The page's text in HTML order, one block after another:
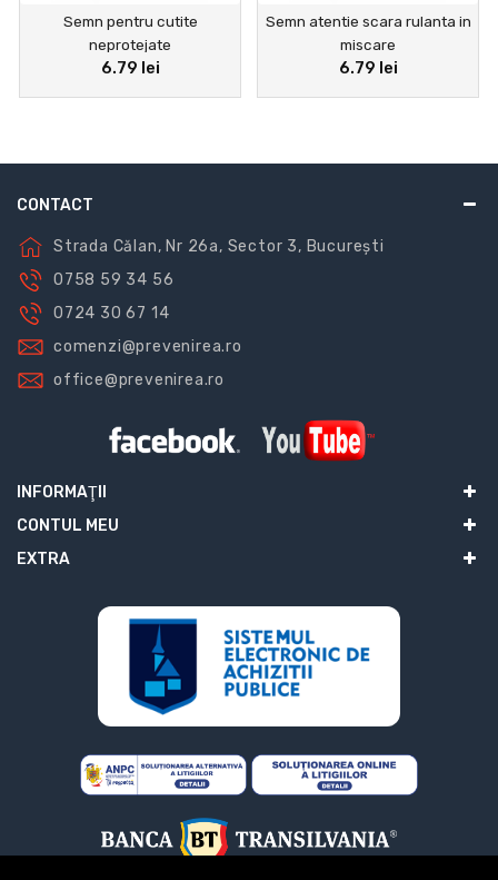
Semn pentru cutite
neprotejate
6.79 lei
Semn atentie scara rulanta in
miscare
6.79 lei
CONTACT
Strada Călan, Nr 26a, Sector 3, București
0758 59 34 56
0724 30 67 14
comenzi@prevenirea.ro
office@prevenirea.ro
INFORMAŢII
CONTUL MEU
EXTRA